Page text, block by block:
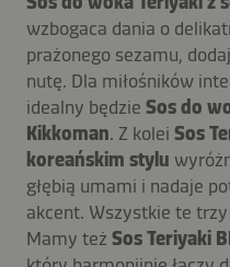
wzbogaca dania o
prażonego sezamu,
nutę. Dla miłośników
idealny będzie Sos do
Kikkoman. Z kolei Sos
koreańskim stylu
głębią umami i nadaje
akcent. Wszystkie te
Mamy też Sos Teriyaki